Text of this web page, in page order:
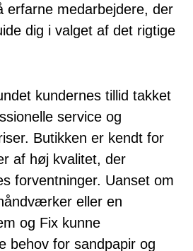
erfarne medarbejdere, der
dig i valget af det rigtige
kundernes tillid takket
service og
Butikken er kendt for
af høj kvalitet, der
forventninger. Uanset om
eller en
og Fix kunne
behov for sandpapir og